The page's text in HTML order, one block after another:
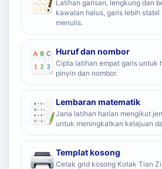
Latihan garisan, lengkung dan
kawalan halus, garis lebih
menulis.
Huruf dan nombor
Cipta latihan empat garis untuk
pinyin dan nombor.
Lembaran matematik
Jana latihan harian mengikut
untuk meningkatkan kelajuan
Templat kosong
Cetak grid kosong Kotak Tian